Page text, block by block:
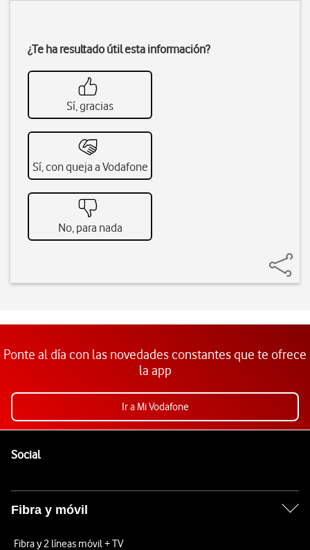
¿Te ha resultado útil esta información?
Sí, gracias
Sí, con queja a Vodafone
No, para nada
Ponte al día con las novedades constantes que te ofrece
la app
Ir a Mi Vodafone
SocialEnlaces a las redes sociales de Vodafone
Fibra y móvil
Fibra y 2 líneas móvil + TV